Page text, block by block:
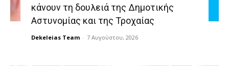
κάνουν τη δουλειά της Δημοτικής
Αστυνομίας και της Τροχαίας
Dekeleias Team - 7 Αυγούστου, 2026